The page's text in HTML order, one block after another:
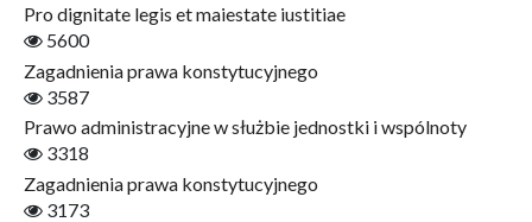
Film! Scholars
Finance
Gerontology
Literary Interpretations
Jerzy Giedroyc and Witnesses of History
Pro dignitate legis et maiestate iustitiae
5600
Zagadnienia prawa konstytucyjnego
3587
Prawo administracyjne w służbie jednostki i wspólnoty
3318
Zagadnienia prawa konstytucyjnego
3173